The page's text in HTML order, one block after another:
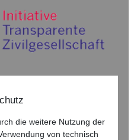
⇪
die weitere Nutzung der
von technisch